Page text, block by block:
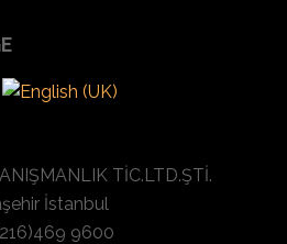
TİC.LTD.ŞTİ.
İstanbul
9600